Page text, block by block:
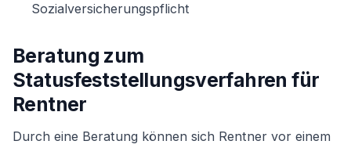
Sozialversicherungspflicht
Beratung zum
Statusfeststellungsverfahren für
Rentner
Durch eine Beratung können sich Rentner vor einem